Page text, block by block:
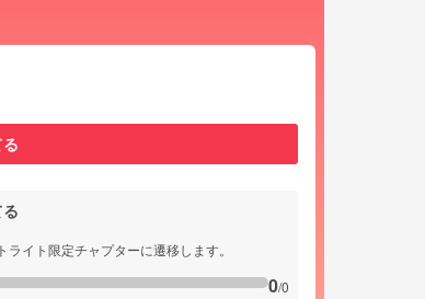
イト限定チャプターに遷移します。
0/0